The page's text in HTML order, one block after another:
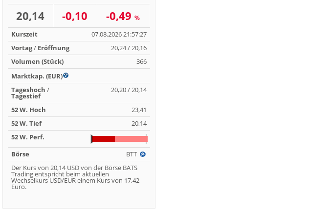
20,14 -0,10 -0,49 %
Kurszeit
07.08.2026 21:57:27
Vortag/ Eröffnung
20,24 / 20,16
Volumen (Stück)
366
Marktkap. (EUR)
Tageshoch /
Tagestief
20,20 / 20,14
52 W. Hoch
23,41
52 W. Tief
20,14
52 W. Perf.
Börse
BTT
Der Kurs von 20,14 USD von der Börse BATS
Trading entspricht beim aktuellen
Wechselkurs USD/EUR einem Kurs von 17,42
Euro.